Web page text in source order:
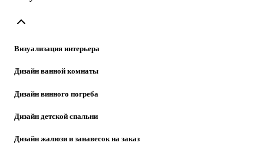
Визуализация интерьера
Дизайн ванной комнаты
Дизайн винного погреба
Дизайн детской спальни
Дизайн жалюзи и занавесок на заказ